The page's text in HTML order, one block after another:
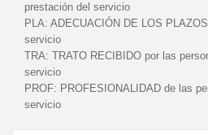
prestación del servicio
PLA: ADECUACIÓN DE LOS
servicio
TRA: TRATO RECIBIDO por las
servicio
PROF: PROFESIONALIDAD de las
servicio